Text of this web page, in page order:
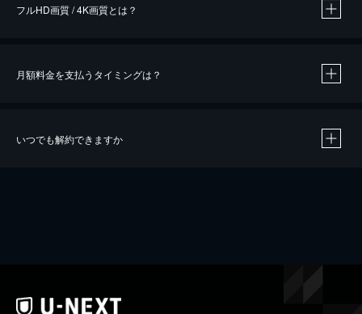
※40％ポイント還元の対象は、クレジットカード決済による作品の購入 / レンタルです。
フルHD画質 / 4K画質とは？
月額料金を支払うタイミングは？
いつでも解約できますか